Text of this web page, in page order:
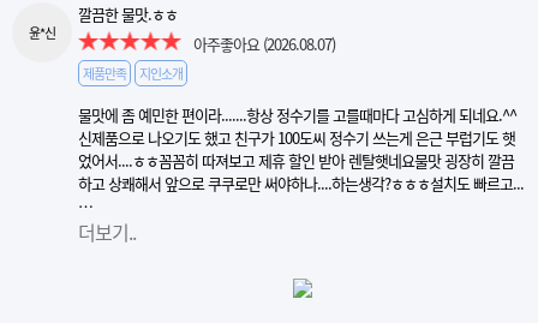
윤*신
깔끔한 물맛.ㅎㅎ
아주좋아요(2026.08.07)
제품만족 지인소개
물맛에 좀 예민한 편이라.......항상 정수기를 고를때마다 고심하게 되네요.^^
신제품으로 나오기도 했고 친구가 100도씨 정수기 쓰는게 은근 부럽기도 햇
었어서....ㅎㅎ꼼꼼히 따져보고 제휴 할인 받아 렌탈햇네요물맛 굉장히 깔끔
하고 상쾌해서 앞으로 쿠쿠로만 써야하나....하는생각?ㅎㅎㅎ설치도 빠르고...
…
더보기..